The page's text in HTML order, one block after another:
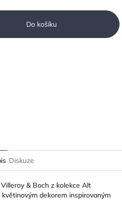
Do košíku
Diskuze
Villeroy & Boch z kolekce Alt
dekorem inspirovaným